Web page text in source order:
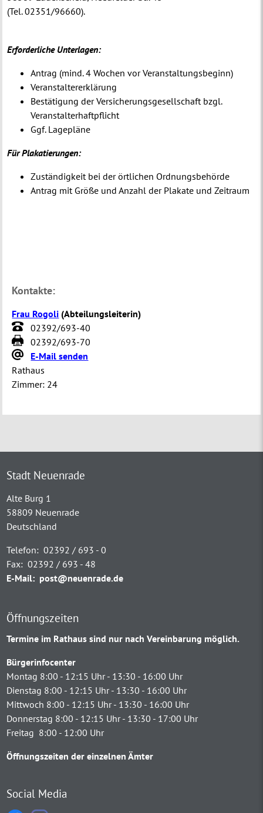
(Tel. 02351/96660).
Erforderliche Unterlagen:
Antrag (mind. 4 Wochen vor Veranstaltungsbeginn)
Veranstaltererklärung
Bestätigung der Versicherungsgesellschaft bzgl.
Veranstalterhaftpflicht
Ggf. Lagepläne
Für Plakatierungen:
Zuständigkeit bei der örtlichen Ordnungsbehörde
Antrag mit Größe und Anzahl der Plakate und Zeitraum
Kontakte:
Frau Rogoli (Abteilungsleiterin)
02392/693-40
02392/693-70
E-Mail senden
Rathaus
Zimmer: 24
Stadt Neuenrade
Alte Burg 1
58809 Neuenrade
Deutschland
Telefon: 02392 / 693 - 0
Fax: 02392 / 693 - 48
E-Mail: post@neuenrade.de
Öffnungszeiten
Termine im Rathaus sind nur nach Vereinbarung möglich.
Bürgerinfocenter
Montag 8:00 - 12:15 Uhr - 13:30 - 16:00 Uhr
Dienstag 8:00 - 12:15 Uhr - 13:30 - 16:00 Uhr
Mittwoch 8:00 - 12:15 Uhr - 13:30 - 16:00 Uhr
Donnerstag 8:00 - 12:15 Uhr - 13:30 - 17:00 Uhr
Freitag 8:00 - 12:00 Uhr
Öffnungszeiten der einzelnen Ämter
Social Media